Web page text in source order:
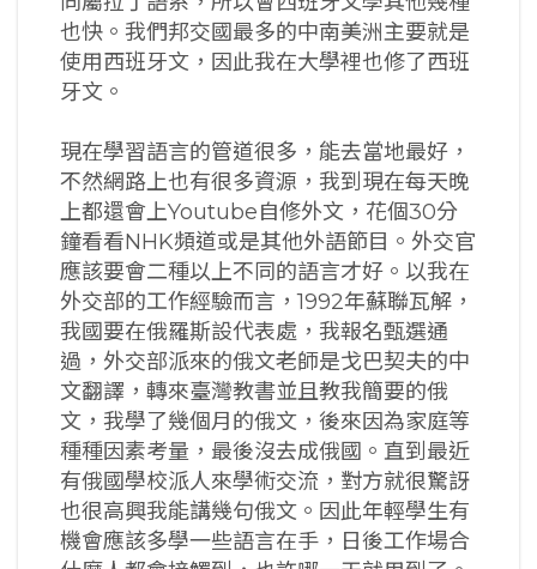
也快。我們邦交國最多的中南美洲主要就是
使用西班牙文，因此我在大學裡也修了西班
牙文。
現在學習語言的管道很多，能去當地最好，
不然網路上也有很多資源，我到現在每天晚
上都還會上Youtube自修外文，花個30分
鐘看看NHK頻道或是其他外語節目。外交官
應該要會二種以上不同的語言才好。以我在
外交部的工作經驗而言，1992年蘇聯瓦解，
我國要在俄羅斯設代表處，我報名甄選通
過，外交部派來的俄文老師是戈巴契夫的中
文翻譯，轉來臺灣教書並且教我簡要的俄
文，我學了幾個月的俄文，後來因為家庭等
種種因素考量，最後沒去成俄國。直到最近
有俄國學校派人來學術交流，對方就很驚訝
也很高興我能講幾句俄文。因此年輕學生有
機會應該多學一些語言在手，日後工作場合